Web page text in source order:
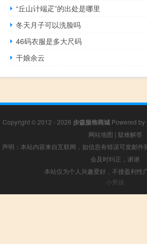
“丘山计端疋”的出处是哪里
冬天月子可以洗脸吗
46码衣服是多大尺码
干娘余云
Copyright © 2012 - 2026 步森服饰商城Powered by
网站地图 | 疑难解答
声明：本站内容来自互联网，如信息有错误可发邮
会及时纠正，谢谢
本站仅为个人兴趣爱好，不接盈利性
小男孩